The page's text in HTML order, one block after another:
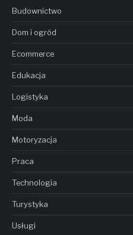
Budownictwo
Dom i ogród
Ecommerce
Edukacja
Logistyka
Moda
Motoryzacja
Praca
Technologia
Turystyka
Usługi